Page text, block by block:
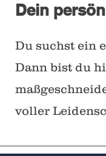
Dein
Du suchst ein
Dann bist du
voller